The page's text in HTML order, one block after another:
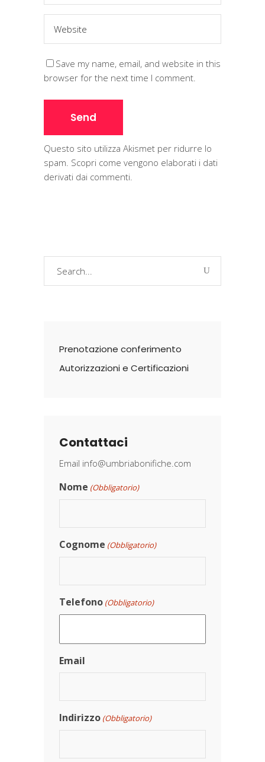
Save my name, email, and website in this
browser for the next time I comment.
Questo sito utilizza Akismet per ridurre lo
spam. Scopri come vengono elaborati i dati
derivati dai commenti.
Prenotazione conferimento
Autorizzazioni e Certificazioni
Contattaci
Email info@umbriabonifiche.com
Nome (Obbligatorio)
Cognome (Obbligatorio)
Telefono (Obbligatorio)
Email
Indirizzo (Obbligatorio)